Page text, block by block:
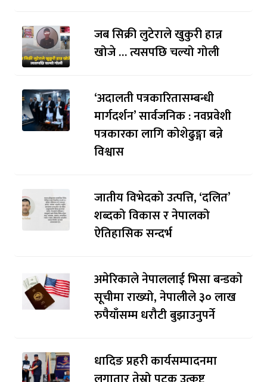
जब सिक्री लुटेराले खुकुरी हान्न
खोजे … त्यसपछि चल्यो गोली
‘अदालती पत्रकारितासम्बन्धी
मार्गदर्शन’ सार्वजनिक : नवप्रवेशी
पत्रकारका लागि कोशेढुङ्गा बन्ने
विश्वास
जातीय विभेदको उत्पत्ति, ‘दलित’
शब्दको विकास र नेपालको
ऐतिहासिक सन्दर्भ
अमेरिकाले नेपाललाई भिसा बन्डकाे
सूचीमा राख्यो, नेपालीले ३० लाख
रुपैयाँसम्म धरौटी बुझाउनुपर्ने
धादिङ प्रहरी कार्यसम्पादनमा